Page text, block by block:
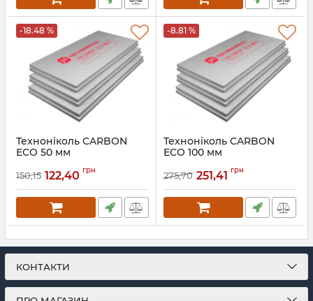
-18.48 %
Техноніколь CARBON
ECO 50 мм
пінополістирол
Артикул: 033
150,15 122,40 грн
-8.81 %
Техноніколь CARBON
ECO 100 мм
пінополістирол
Артикул: 034
275,70 251,41 грн
КОНТАКТИ